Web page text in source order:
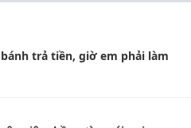
trả tiền, giờ em phải làm